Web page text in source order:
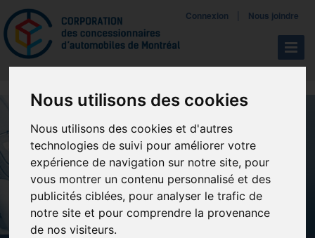
Nous utilisons des cookies
Nous utilisons des cookies et d'autres
technologies de suivi pour améliorer votre
expérience de navigation sur notre site, pour
vous montrer un contenu personnalisé et des
publicités ciblées, pour analyser le trafic de
notre site et pour comprendre la provenance
de nos visiteurs.
Mettreà jour vos préférences de témoins
Connexion Nous joindre